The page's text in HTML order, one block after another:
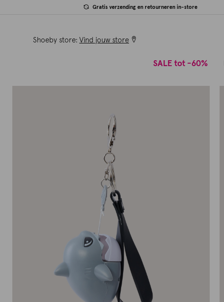
Gratis verzending en retourneren in-store
Shoeby store: Vind jouw store
SALE tot -60%